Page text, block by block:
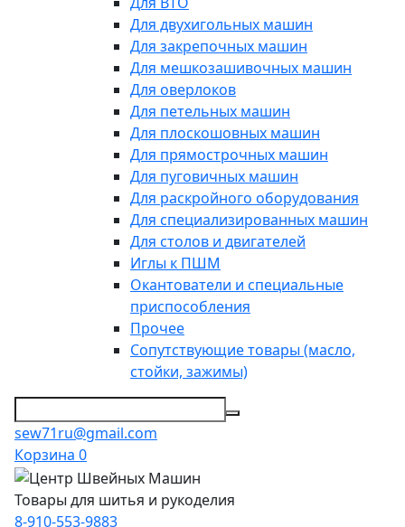
Для двухигольных машин
Для закрепочных машин
Для мешкозашивочных машин
Для оверлоков
Для петельных машин
Для плоскошовных машин
Для прямострочных машин
Для пуговичных машин
Для раскройного оборудования
Для специализированных машин
Для столов и двигателей
Иглы к ПШМ
Окантователи и специальные
приспособления
Прочее
Сопутствующие товары (масло,
стойки, зажимы)
sew71ru@gmail.com
Корзина 0
Товары для шитья и рукоделия
8-910-553-9883